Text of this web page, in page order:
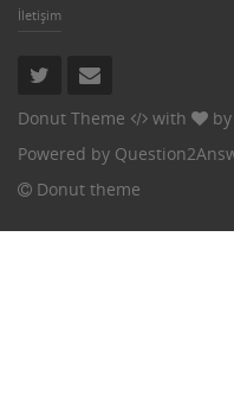
İletişim
Donut Theme with by
Powered by
Donut theme